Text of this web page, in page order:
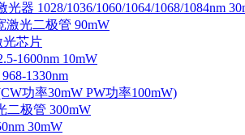
器 1028/1036/1060/1064/1068/1084nm
激光二极管 90mW
光芯片
1600nm 10mW
1330nm
功率30mW PW功率100mW)
二极管 300mW
30mW